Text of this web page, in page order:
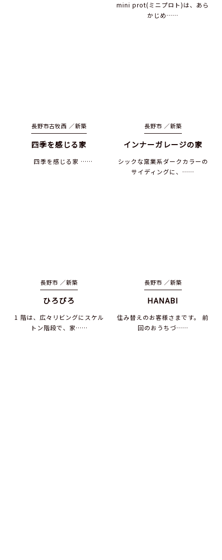
mini prot(ミニプロト)は、あら
かじめ……
長野市古牧西 ／新築
四季を感じる家
四季を感じる家 ……
長野市 ／新築
インナーガレージの家
シックな窯業系ダークカラーの
サイディングに、……
長野市 ／新築
ひろびろ
1 階は、広々リビングにスケル
トン階段で、家……
長野市 ／新築
HANABI
住み替えのお客様さまです。 前
回のおうちづ……